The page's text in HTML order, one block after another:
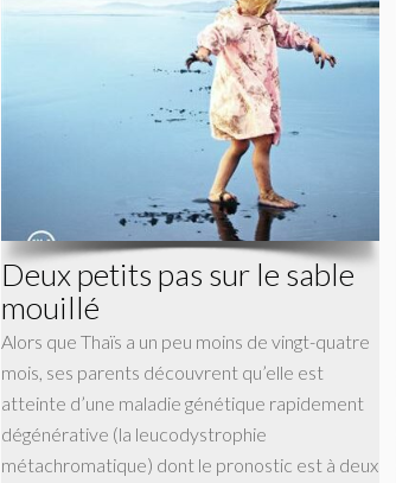
Deux petits pas sur le sable
mouillé
Alors que Thaïs a un peu moins de vingt-quatre
mois, ses parents découvrent qu’elle est
atteinte d’une maladie génétique rapidement
dégénérative (la leucodystrophie
métachromatique) dont le pronostic est à deux